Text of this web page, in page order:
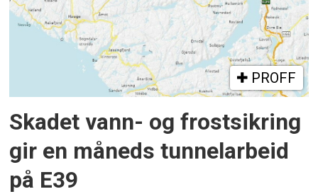
PROFF
Skadet vann- og frostsikring
gir en måneds tunnelarbeid
på E39